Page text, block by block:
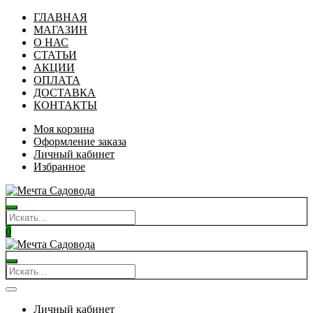
ГЛАВНАЯ
МАГАЗИН
О НАС
СТАТЬИ
АКЦИИ
ОПЛАТА
ДОСТАВКА
КОНТАКТЫ
Моя корзина
Оформление заказа
Личный кабинет
Избранное
0
Личный кабинет